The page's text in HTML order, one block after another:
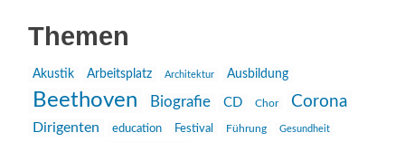
Themen
Akustik Arbeitsplatz Architektur Ausbildung
Beethoven Biografie CD Chor Corona
Dirigenten education Festival Führung Gesundheit